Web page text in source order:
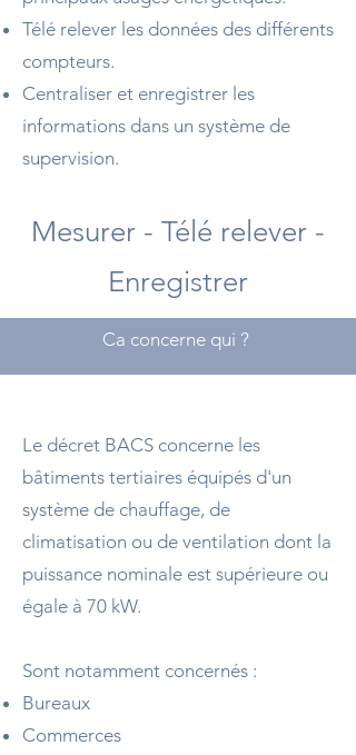
Télé relever les données des différents
compteurs.
Centraliser et enregistrer les
informations dans un système de
supervision.
Mesurer - Télé relever -
Enregistrer
Ca concerne qui ?
Le décret BACS concerne les
bâtiments tertiaires équipés d'un
système de chauffage, de
climatisation ou de ventilation dont la
puissance nominale est supérieure ou
égale à 70 kW.
Sont notamment concernés :
Bureaux
Commerces